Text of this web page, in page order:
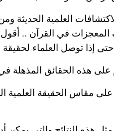
العلمية الحديثة
المعجزات في القرآن .. أقول
إذا توصل العلماء لحقيقة
على هذه الحقائق المذهلة
على مقاس الحقيقة العلمية